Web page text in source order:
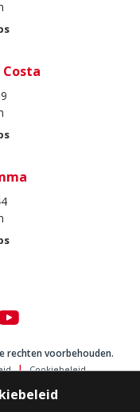
rechten voorbehouden.
Cookiebeleid